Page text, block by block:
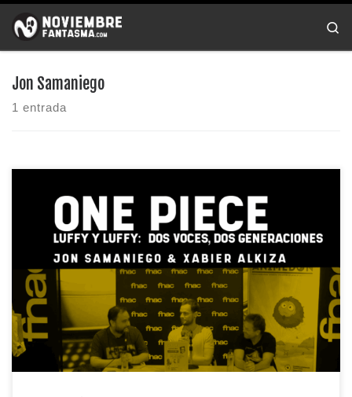
Saltar al contenido
Jon Samaniego
1 entrada
One Piece es un fenómeno mundial que trasciende formatos,
países […]